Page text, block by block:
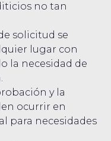
no tan
solicitud se
lugar con
la necesidad de
y la
ocurrir en
para necesidades